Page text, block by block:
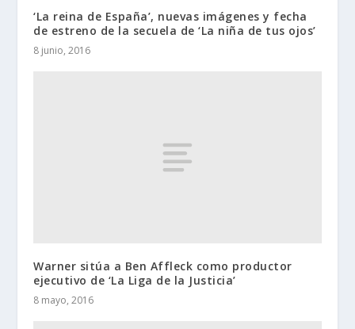
‘La reina de España’, nuevas imágenes y fecha
de estreno de la secuela de ‘La niña de tus ojos’
8 junio, 2016
Warner sitúa a Ben Affleck como productor
ejecutivo de ‘La Liga de la Justicia’
8 mayo, 2016